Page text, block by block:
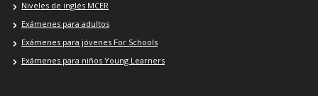
Niveles de inglés MCER
Exámenes para adultos
Exámenes para jóvenes For Schools
Exámenes para niños Young Learners